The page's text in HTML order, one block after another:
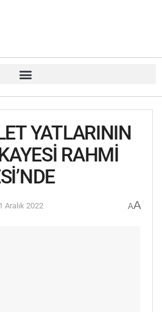
YATLARININ
RAHMİ
Aralık 2022 AA